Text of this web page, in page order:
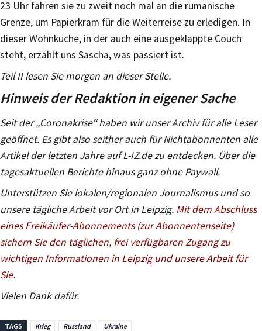
23 Uhr fahren sie zu zweit noch mal an die rumänische
Grenze, um Papierkram für die Weiterreise zu erledigen. In
dieser Wohnküche, in der auch eine ausgeklappte Couch
steht, erzählt uns Sascha, was passiert ist.
Teil II lesen Sie morgen an dieser Stelle.
Hinweis der Redaktion in eigener Sache
Seit der „Coronakrise“ haben wir unser Archiv für alle Leser
geöffnet. Es gibt also seither auch für Nichtabonnenten alle
Artikel der letzten Jahre auf L-IZ.de zu entdecken. Über die
tagesaktuellen Berichte hinaus ganz ohne Paywall.
Unterstützen Sie lokalen/regionalen Journalismus und so
unsere tägliche Arbeit vor Ort in Leipzig. Mit dem Abschluss
eines Freikäufer-Abonnements (zur Abonnentenseite)
sichern Sie den täglichen, frei verfügbaren Zugang zu
wichtigen Informationen in Leipzig und unsere Arbeit für
Sie.
Vielen Dank dafür.
TAGS Krieg Russland Ukraine